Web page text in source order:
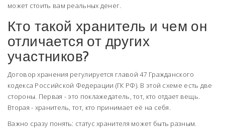
может стоить вам реальных денег.
Кто такой хранитель и чем он
отличается от других
участников?
Договор хранения регулируется главой 47 Гражданского
кодекса Российской Федерации (ГК РФ). В этой схеме есть две
стороны. Первая - это поклажедатель, тот, кто отдает вещь.
Вторая - хранитель, тот, кто принимает её на себя.
Важно сразу понять: статус хранителя может быть разным.